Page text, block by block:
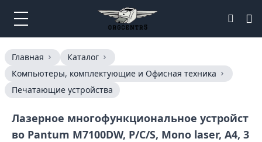
Главная
Каталог
Компьютеры, комплектующие и Офисная техника
Печатающие устройства
Лазерное многофункциональное устройст
во Pantum M7100DW, P/C/S, Mono laser, А4, 3